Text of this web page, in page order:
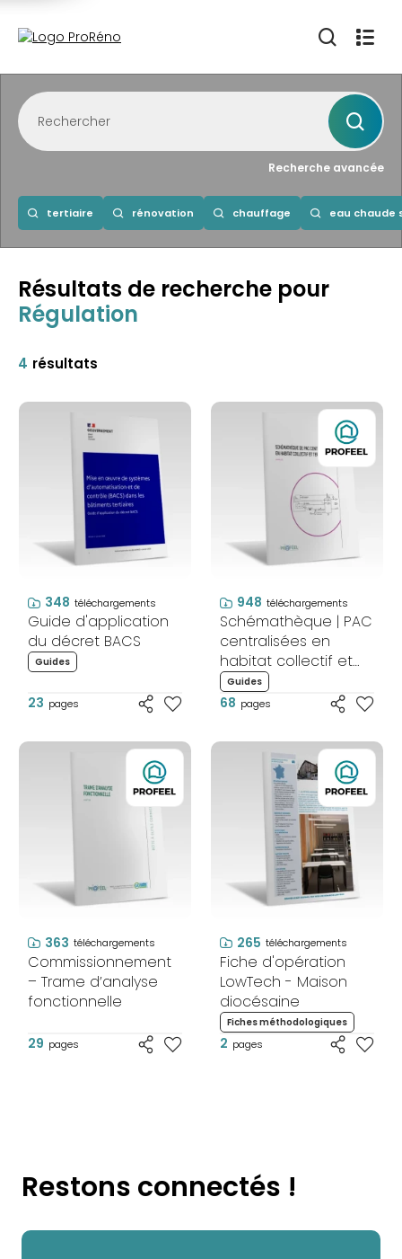
Recherche avancée
tertiaire rénovation chauffage eau chaude
Résultats de recherche pour
Régulation
4 résultats
348 téléchargements
Guide d'application
du décret BACS
Guides
23 pages
948 téléchargements
Schémathèque | PAC
centralisées en
habitat collectif et
tertiaire
Guides
68 pages
363 téléchargements
Commissionnement
– Trame d’analyse
fonctionnelle
29 pages
265 téléchargements
Fiche d'opération
LowTech - Maison
diocésaine
Fiches méthodologiques
2 pages
Restons connectés !